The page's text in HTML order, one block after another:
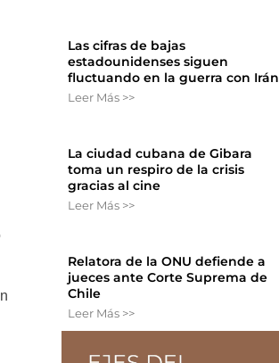
Las cifras de bajas
estadounidenses siguen
fluctuando en la guerra con Irán
Leer Más >>
La ciudad cubana de Gibara
toma un respiro de la crisis
gracias al cine
Leer Más >>
Relatora de la ONU defiende a
jueces ante Corte Suprema de
Chile
Leer Más >>